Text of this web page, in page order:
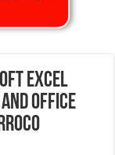
Excel
Office